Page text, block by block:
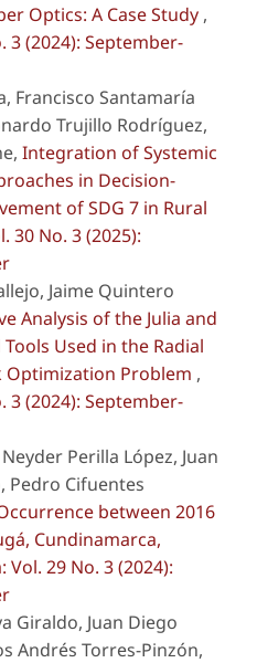
Optics: A Case Study ,
3 (2024): September-
Francisco Santamaría
Trujillo Rodríguez,
Integration of Systemic
in Decision-
of SDG 7 in Rural
30 No. 3 (2025):
Jaime Quintero
Analysis of the Julia and
Used in the Radial
Problem ,
3 (2024): September-
Perilla López, Juan
Pedro Cifuentes
between 2016
Cundinamarca,
Vol. 29 No. 3 (2024):
Giraldo, Juan Diego
Andrés Torres-Pinzón,